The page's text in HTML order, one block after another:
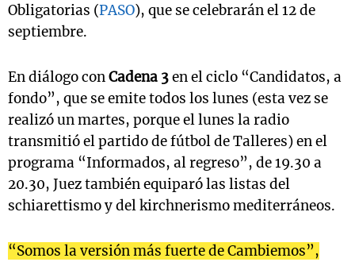
Obligatorias (PASO), que se celebrarán el 12 de
septiembre.
En diálogo conCadena 3en el ciclo “Candidatos, a
fondo”, que se emite todos los lunes (esta vez se
realizó un martes, porque el lunes la radio
transmitió el partido de fútbol de Talleres) en el
programa “Informados, al regreso”, de 19.30 a
20.30, Juez también equiparó las listas del
schiarettismo y del kirchnerismo mediterráneos.
“Somos la versión más fuerte de Cambiemos”,